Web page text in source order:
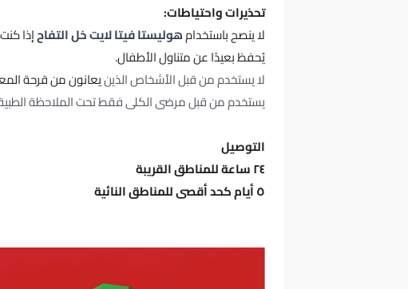
تحذيرات واحتياطات:
لا ينصح باستخدامهوليستا فيتا لايت خل التفاحإذا
يُحفظ بعيدًا عن متناول الأطفال.
لا يستخدم من قبل الأشخاص الذينيعانون من قرحة
يستخدم من قبل مرضى الكلى فقط تحت الملاحظة
التوصيل
٢٤ ساعة للمناطق القريبة
٥ أيام كحد أقصى للمناطق النائية